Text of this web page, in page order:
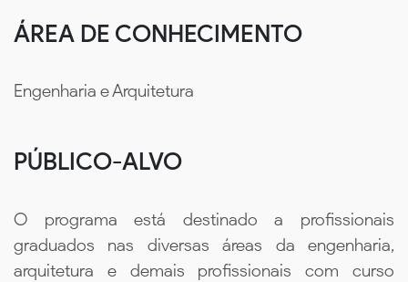
ÁREA DE CONHECIMENTO
Engenharia e Arquitetura
PÚBLICO-ALVO
O programa está destinado a profissionais
graduados nas diversas áreas da engenharia,
arquitetura e demais profissionais com curso